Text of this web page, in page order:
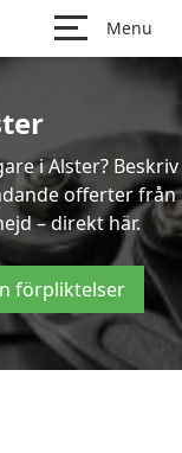
Menu
i Alster? Beskriv
offerter från
– direkt här.
förpliktelser